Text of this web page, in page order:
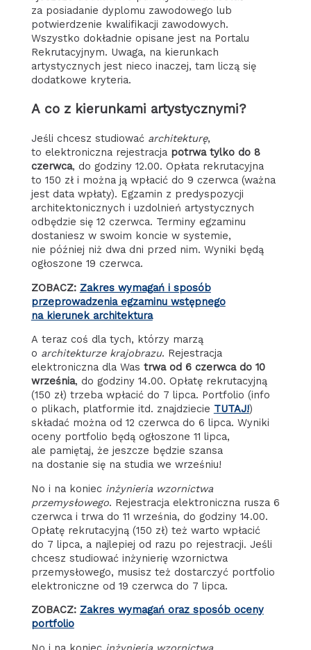
za posiadanie dyplomu zawodowego lub
potwierdzenie kwalifikacji zawodowych.
Wszystko dokładnie opisane jest na Portalu
Rekrutacyjnym. Uwaga, na kierunkach
artystycznych jest nieco inaczej, tam liczą się
dodatkowe kryteria.
A co z kierunkami artystycznymi?
Jeśli chcesz studiować architekturę,
to elektroniczna rejestracja potrwa tylko do 8
czerwca, do godziny 12.00. Opłata rekrutacyjna
to 150 zł i można ją wpłacić do 9 czerwca (ważna
jest data wpłaty). Egzamin z predyspozycji
architektonicznych i uzdolnień artystycznych
odbędzie się 12 czerwca. Terminy egzaminu
dostaniesz w swoim koncie w systemie,
nie później niż dwa dni przed nim. Wyniki będą
ogłoszone 19 czerwca.
ZOBACZ: Zakres wymagań i sposób
przeprowadzenia egzaminu wstępnego
na kierunek architektura
A teraz coś dla tych, którzy marzą
o architekturze krajobrazu. Rejestracja
elektroniczna dla Was trwa od 6 czerwca do 10
września, do godziny 14.00. Opłatę rekrutacyjną
(150 zł) trzeba wpłacić do 7 lipca. Portfolio (info
o plikach, platformie itd. znajdziecie TUTAJ!)
składać można od 12 czerwca do 6 lipca. Wyniki
oceny portfolio będą ogłoszone 11 lipca,
ale pamiętaj, że jeszcze będzie szansa
na dostanie się na studia we wrześniu!
No i na koniec inżynieria wzornictwa
przemysłowego. Rejestracja elektroniczna rusza 6
czerwca i trwa do 11 września, do godziny 14.00.
Opłatę rekrutacyjną (150 zł) też warto wpłacić
do 7 lipca, a najlepiej od razu po rejestracji. Jeśli
chcesz studiować inżynierię wzornictwa
przemysłowego, musisz też dostarczyć portfolio
elektroniczne od 19 czerwca do 7 lipca.
ZOBACZ: Zakres wymagań oraz sposób oceny
portfolio